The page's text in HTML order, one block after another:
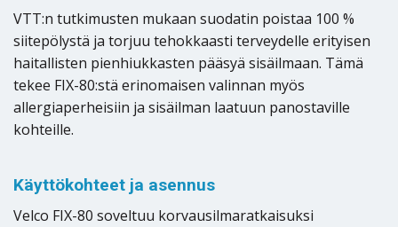
VTT:n tutkimusten mukaan suodatin poistaa 100 %
siitepölystä ja torjuu tehokkaasti terveydelle erityisen
haitallisten pienhiukkasten pääsyä sisäilmaan. Tämä
tekee FIX-80:stä erinomaisen valinnan myös
allergiaperheisiin ja sisäilman laatuun panostaville
kohteille.
Käyttökohteet ja asennus
Velco FIX-80 soveltuu korvausilmaratkaisuksi